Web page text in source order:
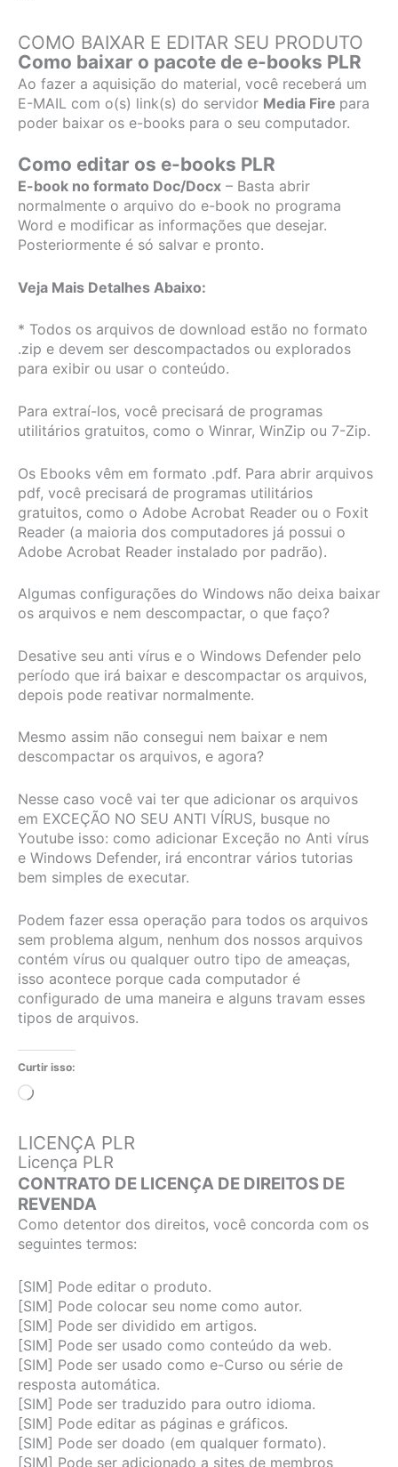
COMO BAIXAR E EDITAR SEU PRODUTO
Como baixar o pacote de e-books PLR
Ao fazer a aquisição do material, você receberá um
E-MAIL com o(s) link(s) do servidor Media Fire para
poder baixar os e-books para o seu computador.
Como editar os e-books PLR
E-book no formato Doc/Docx – Basta abrir
normalmente o arquivo do e-book no programa
Word e modificar as informações que desejar.
Posteriormente é só salvar e pronto.
Veja Mais Detalhes Abaixo:
* Todos os arquivos de download estão no formato
.zip e devem ser descompactados ou explorados
para exibir ou usar o conteúdo.
Para extraí-los, você precisará de programas
utilitários gratuitos, como o Winrar, WinZip ou 7-Zip.
Os Ebooks vêm em formato .pdf. Para abrir arquivos
pdf, você precisará de programas utilitários
gratuitos, como o Adobe Acrobat Reader ou o Foxit
Reader (a maioria dos computadores já possui o
Adobe Acrobat Reader instalado por padrão).
Algumas configurações do Windows não deixa baixar
os arquivos e nem descompactar, o que faço?
Desative seu anti vírus e o Windows Defender pelo
período que irá baixar e descompactar os arquivos,
depois pode reativar normalmente.
Mesmo assim não consegui nem baixar e nem
descompactar os arquivos, e agora?
Nesse caso você vai ter que adicionar os arquivos
em EXCEÇÃO NO SEU ANTI VÍRUS, busque no
Youtube isso: como adicionar Exceção no Anti vírus
e Windows Defender, irá encontrar vários tutorias
bem simples de executar.
Podem fazer essa operação para todos os arquivos
sem problema algum, nenhum dos nossos arquivos
contém vírus ou qualquer outro tipo de ameaças,
isso acontece porque cada computador é
configurado de uma maneira e alguns travam esses
tipos de arquivos.
Curtir isso:
Carregando...
LICENÇA PLR
Licença PLR
CONTRATO DE LICENÇA DE DIREITOS DE
REVENDA
Como detentor dos direitos, você concorda com os
seguintes termos:
[SIM] Pode editar o produto.
[SIM] Pode colocar seu nome como autor.
[SIM] Pode ser dividido em artigos.
[SIM] Pode ser usado como conteúdo da web.
[SIM] Pode ser usado como e-Curso ou série de
resposta automática.
[SIM] Pode ser traduzido para outro idioma.
[SIM] Pode editar as páginas e gráficos.
[SIM] Pode ser doado (em qualquer formato).
[SIM] Pode ser adicionado a sites de membros